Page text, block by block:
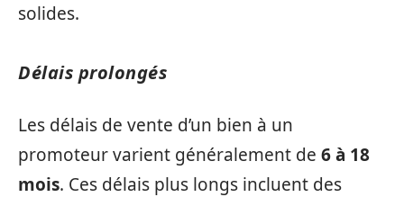
solides.
Délais prolongés
Les délais de vente d’un bien à un
promoteur varient généralement de 6 à 18
mois. Ces délais plus longs incluent des